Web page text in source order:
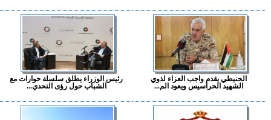
الحنيطي يقدم واجب العزاء لذوي
الشهيد الحراسيس ويعود الم...
رئيس الوزراء يطلق سلسلة حوارات مع
الشباب حول رؤى التحدي...